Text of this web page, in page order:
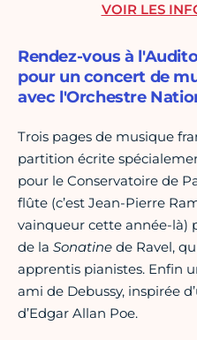
Rendez-vous à
pour un concert de
avec l'Orchestre
Trois pages de musique
partition écrite
pour le Conservatoire de
flûte (c’est Jean-Pierre
vainqueur cette année-là)
de la Sonatine de Ravel,
apprentis pianistes. Enfin
ami de Debussy, inspirée
d’Edgar Allan Poe.
VOIR LES